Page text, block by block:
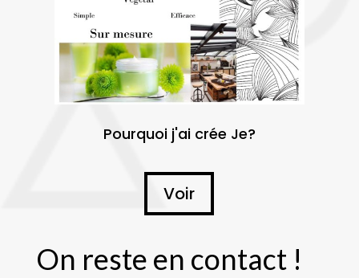
Pourquoi j'ai crée Je?
Voir
On reste en contact !